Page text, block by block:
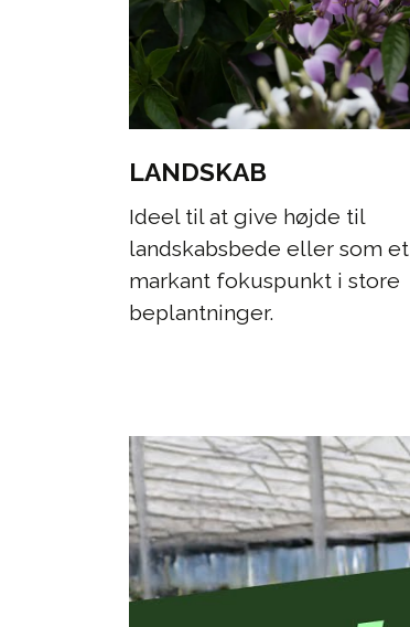
LANDSKAB
Ideel til at give højde til
landskabsbede eller som et
markant fokuspunkt i store
beplantninger.